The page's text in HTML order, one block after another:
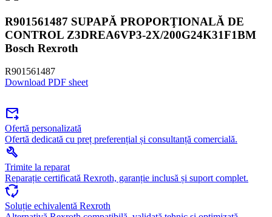
R901561487 SUPAPĂ PROPORŢIONALĂ DE
CONTROL Z3DREA6VP3-2X/200G24K31F1BM
Bosch Rexroth
R901561487
Download PDF sheet
forward_to_inbox
Ofertă personalizată
Ofertă dedicată cu preț preferențial și consultanță comercială.
build
Trimite la reparat
Reparație certificată Rexroth, garanție inclusă și suport complet.
cycle
Soluție echivalentă Rexroth